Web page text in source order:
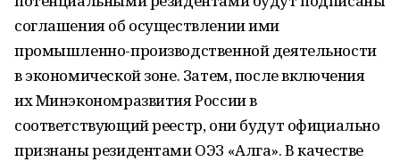
соглашения об осуществлении ими
промышленно-производственной деятельности
в экономической зоне. Затем, после включения
их Минэкономразвития России в
соответствующий реестр, они будут официально
признаны резидентами ОЭЗ «Алга». В качестве